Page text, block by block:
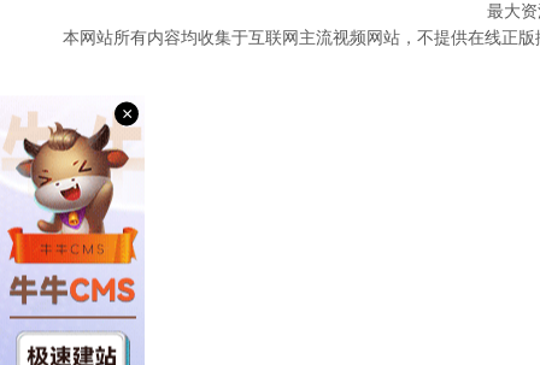
最大
本网站所有内容均收集于互联网主流视频网站，不提供在线正
×